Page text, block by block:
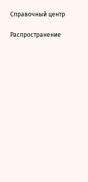
Справочный центр
Распространение